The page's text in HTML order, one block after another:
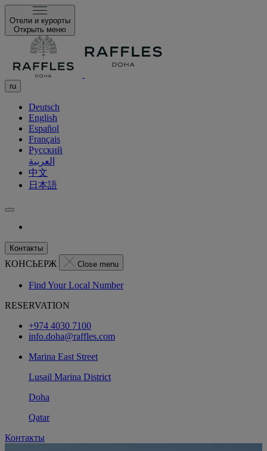
Отели и курорты
Открыть меню
ru
Deutsch
English
Español
Français
Русский
العربية
中文
日本語
Контакты
КОНСЬЕРЖ Close menu
Find Your Local Number
RESERVATION
+974 4030 7100
info.doha@raffles.com
Marina East Street
Lusail Marina District
Doha
Qatar
Контакты